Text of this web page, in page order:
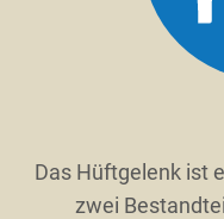
Das Hüftgelenk ist
zwei